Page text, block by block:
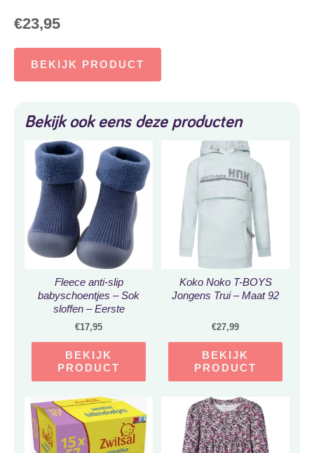
€23,95
BEKIJK PRODUCT
Bekijk ook eens deze producten
Fleece anti-slip
babyschoentjes – Sok
sloffen – Eerste
loopschoentjes van
blauw maat 26/27
€17,95
BEKIJK
PRODUCT
Koko Noko T-BOYS
Jongens Trui – Maat 92
€27,99
BEKIJK
PRODUCT